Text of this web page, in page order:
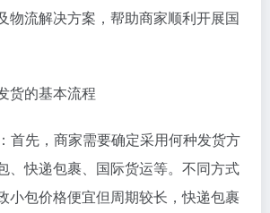
物流解决方案，帮助商家顺利开展国
货的基本流程
首先，商家需要确定采用何种发货方
、快递包裹、国际货运等。不同方式
小包价格便宜但周期较长，快递包裹